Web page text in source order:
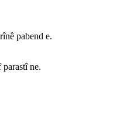
pabend e.
ne.